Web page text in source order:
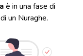
è in una fase di
un Nuraghe.